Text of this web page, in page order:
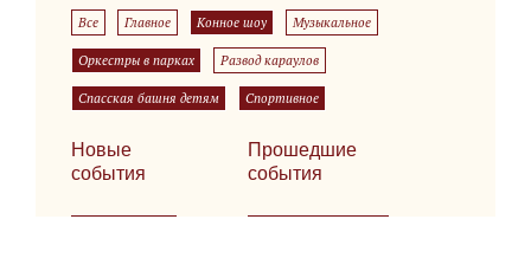
Все Главное Конное шоу Музыкальное
Оркестры в парках Развод караулов
Спасская башня детям Спортивное
Новые
события
Прошедшие
события